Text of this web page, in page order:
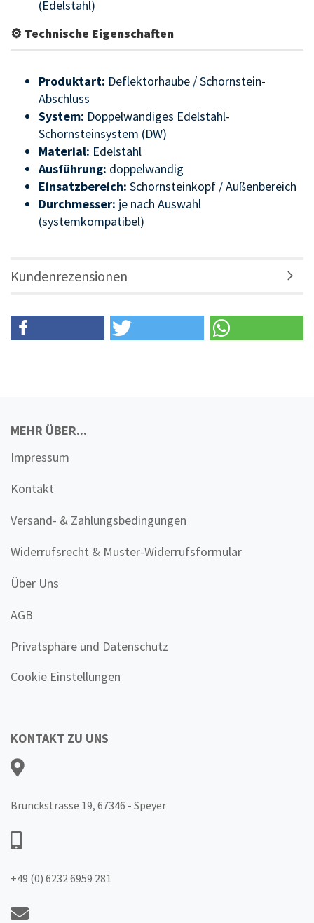
(Edelstahl)
⚙ Technische Eigenschaften
Produktart: Deflektorhaube / Schornstein-
Abschluss
System: Doppelwandiges Edelstahl-
Schornsteinsystem (DW)
Material: Edelstahl
Ausführung: doppelwandig
Einsatzbereich: Schornsteinkopf / Außenbereich
Durchmesser: je nach Auswahl
(systemkompatibel)
Kundenrezensionen
MEHR ÜBER...
Impressum
Kontakt
Versand- & Zahlungsbedingungen
Widerrufsrecht & Muster-Widerrufsformular
Über Uns
AGB
Privatsphäre und Datenschutz
Cookie Einstellungen
KONTAKT ZU UNS
Brunckstrasse 19, 67346 - Speyer
+49 (0) 6232 6959 281